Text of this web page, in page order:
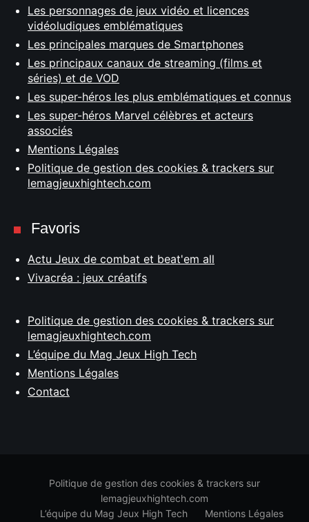
Les personnages de jeux vidéo et licences
vidéoludiques emblématiques
Les principales marques de Smartphones
Les principaux canaux de streaming (films et
séries) et de VOD
Les super-héros les plus emblématiques et connus
Les super-héros Marvel célèbres et acteurs
associés
Mentions Légales
Politique de gestion des cookies & trackers sur
lemagjeuxhightech.com
Favoris
Actu Jeux de combat et beat'em all
Vivacréa : jeux créatifs
Politique de gestion des cookies & trackers sur
lemagjeuxhightech.com
L’équipe du Mag Jeux High Tech
Mentions Légales
Contact
Politique de gestion des cookies & trackers sur
lemagjeuxhightech.com
L’équipe du Mag Jeux High Tech
Mentions Légales